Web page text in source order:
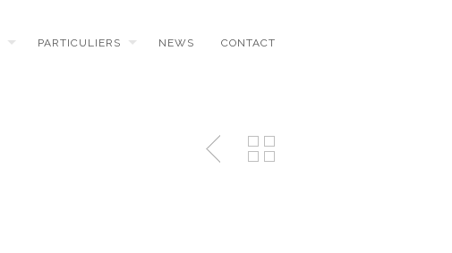
PARTICULIERS NEWS CONTACT